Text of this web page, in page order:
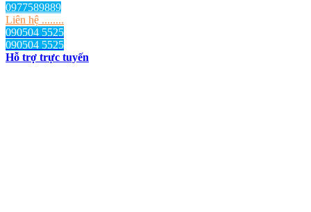
0977589889
Liên hệ ........
090504 5525
090504 5525
Hỗ trợ trực tuyến